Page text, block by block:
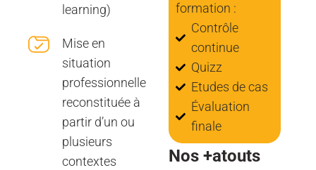
learning)
Mise en
situation
professionnelle
reconstituée à
partir d’un ou
plusieurs
contextes
formation :
Contrôle
continue
Quizz
Etudes de cas
Évaluation
finale
Nos +atouts